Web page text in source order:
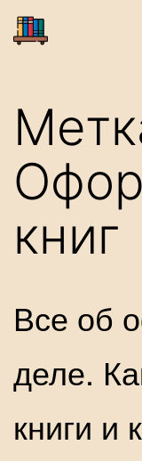
Перейти
Старая
книг
Все об
деле.
книги и